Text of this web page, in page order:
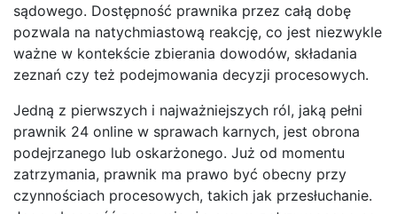
sądowego. Dostępność prawnika przez całą dobę
pozwala na natychmiastową reakcję, co jest niezwykle
ważne w kontekście zbierania dowodów, składania
zeznań czy też podejmowania decyzji procesowych.
Jedną z pierwszych i najważniejszych ról, jaką pełni
prawnik 24 online w sprawach karnych, jest obrona
podejrzanego lub oskarżonego. Już od momentu
zatrzymania, prawnik ma prawo być obecny przy
czynnościach procesowych, takich jak przesłuchanie.